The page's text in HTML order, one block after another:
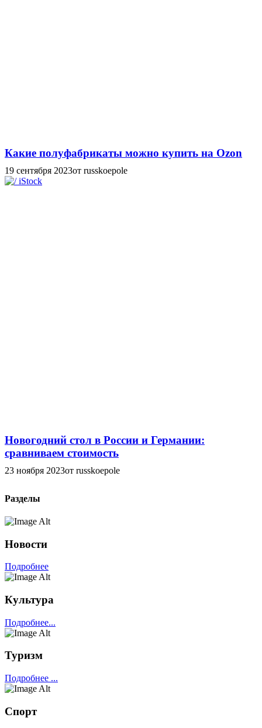
Какие полуфабрикаты можно купить на Ozon
19 сентября 2023от russkoepole
Новогодний стол в России и Германии:
сравниваем стоимость
23 ноября 2023от russkoepole
Разделы
Новости
Подробнее
Культура
Подробнее...
Туризм
Подробнее ...
Спорт